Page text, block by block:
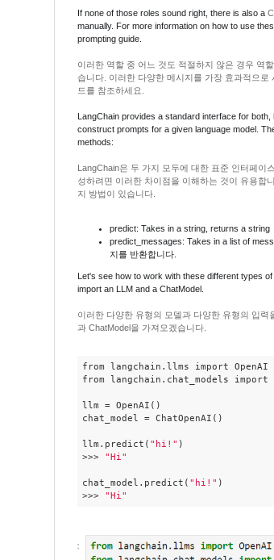
If none of those roles sound right, there is also a
manually. For more information on how to use
prompting guide.
이러한 역할 중 어느 것도 적절하지 않은 경우 역
습니다. 이러한 다양한 메시지를 가장 효과적으
드를 참조하세요.
LangChain provides a standard interface for
construct prompts for a given language model.
methods:
LangChain은 두 가지 모두에 대한 표준 인터페이
성하려면 이러한 차이점을 이해하는 것이 유용합
지 방법이 있습니다.
predict: Takes in a string, returns a
predict_messages: Takes in a list of
지를 반환합니다.
Let's see how to work with these different types
import an LLM and a ChatModel.
이러한 다양한 유형의 모델과 다양한 유형의 입
과 ChatModel을 가져오겠습니다.
from langchain.llms import OpenAI
from langchain.chat_models import
llm = OpenAI()
chat_model = ChatOpenAI()
llm.predict( "hi!" )
>>>
"Hi"
chat_model.predict( "hi!" )
>>>
"Hi"